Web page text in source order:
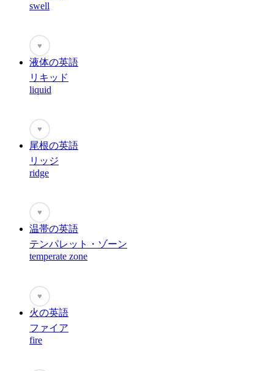
swell
♥
液体の英語
リキッド
liquid
♥
尾根の英語
リッジ
ridge
♥
温帯の英語
テンパレット・ゾーン
temperate zone
♥
火の英語
ファイア
fire